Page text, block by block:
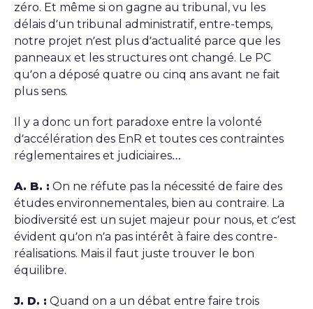
zéro. Et même si on gagne au tribunal, vu les
délais d’un tribunal administratif, entre-temps,
notre projet n’est plus d’actualité parce que les
panneaux et les structures ont changé. Le PC
qu’on a déposé quatre ou cinq ans avant ne fait
plus sens.
Il y a donc un fort paradoxe entre la volonté
d’accélération des EnR et toutes ces contraintes
réglementaires et judiciaires…
A. B. : On ne réfute pas la nécessité de faire des
études environnementales, bien au contraire. La
biodiversité est un sujet majeur pour nous, et c’est
évident qu’on n’a pas intérêt à faire des contre-
réalisations. Mais il faut juste trouver le bon
équilibre.
J. D. : Quand on a un débat entre faire trois